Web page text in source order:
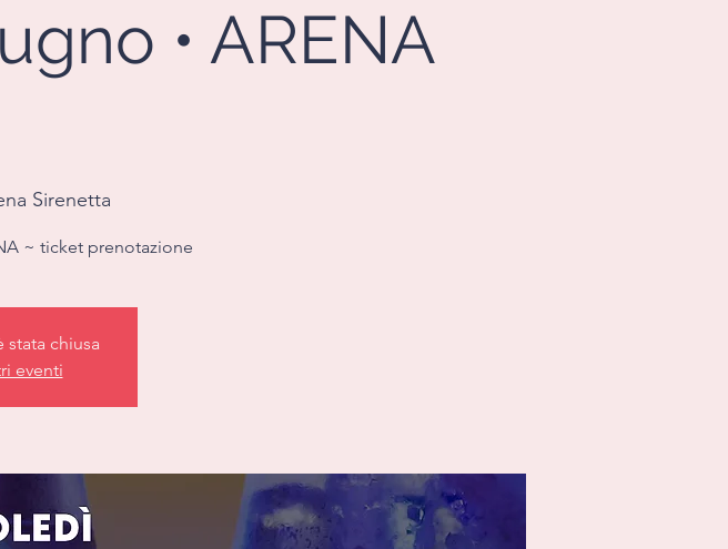
• ARENA
Sirenetta
~ ticket prenotazione
stata chiusa
eventi